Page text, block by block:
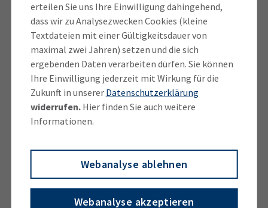
erteilen Sie uns Ihre Einwilligung dahingehend,
dass wir zu Analysezwecken Cookies (kleine
Textdateien mit einer Gültigkeitsdauer von
maximal zwei Jahren) setzen und die sich
ergebenden Daten verarbeiten dürfen. Sie können
Ihre Einwilligung jederzeit mit Wirkung für die
Zukunft in unserer Datenschutzerklärung
widerrufen.Hier finden Sie auch weitere
Informationen.
Webanalyse ablehnen
Webanalyse akzeptieren
Eine lebendige Partnerschaft zwischen Schulen und
Unternehmen ist aus Sicht von Jens Wucherpfennig,
Leiter der IHK-Geschäftsstelle in Rosenheim, eine
Bereicherung für die heimische Wirtschaft und die
Schüler. „Je besser wir Jugendliche und
Unternehmen miteinander vernetzen, desto
erfolgreicher sind wir in der Berufsorientierung. Dank
solcher Partnerschaften können Schülerinnen und
kaufmännischen Berufen kennenlernen. Die Betriebe
können die Schüler schrittweise an ihre
Ausbildungsangebote heranführen und nehmen ihnen
damit Berührungsängste. Als IHK begrüßen wir es,